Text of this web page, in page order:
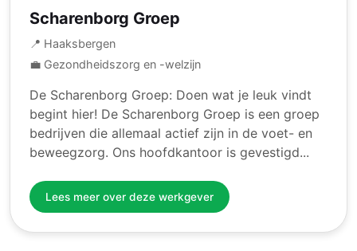
Scharenborg Groep
📍 Haaksbergen
💼 Gezondheidszorg en -welzijn
De Scharenborg Groep: Doen wat je leuk vindt
begint hier! De Scharenborg Groep is een groep
bedrijven die allemaal actief zijn in de voet- en
beweegzorg. Ons hoofdkantoor is gevestigd...
Lees meer over deze werkgever